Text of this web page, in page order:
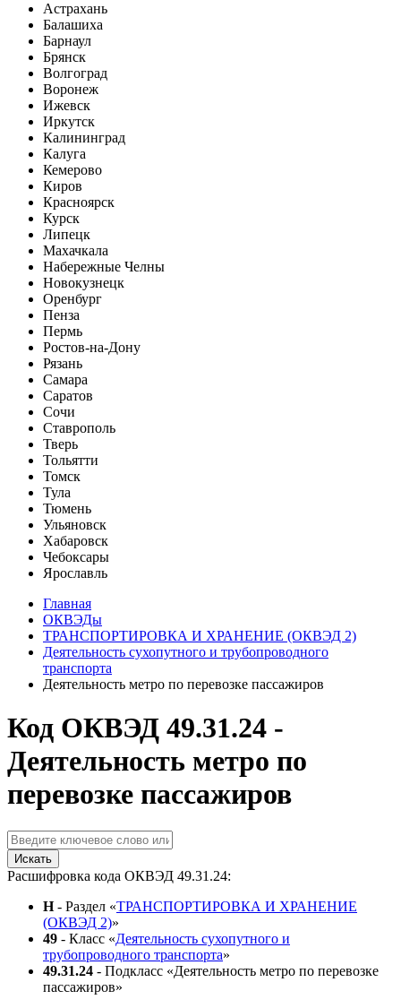
Астрахань
Балашиха
Барнаул
Брянск
Волгоград
Воронеж
Ижевск
Иркутск
Калининград
Калуга
Кемерово
Киров
Красноярск
Курск
Липецк
Махачкала
Набережные Челны
Новокузнецк
Оренбург
Пенза
Пермь
Ростов-на-Дону
Рязань
Самара
Саратов
Сочи
Ставрополь
Тверь
Тольятти
Томск
Тула
Тюмень
Ульяновск
Хабаровск
Чебоксары
Ярославль
Главная
ОКВЭДы
ТРАНСПОРТИРОВКА И ХРАНЕНИЕ (ОКВЭД 2)
Деятельность сухопутного и трубопроводного
транспорта
Деятельность метро по перевозке пассажиров
Код ОКВЭД 49.31.24 -
Деятельность метро по
перевозке пассажиров
Искать
Расшифровка кода ОКВЭД 49.31.24:
H- Раздел «ТРАНСПОРТИРОВКА И ХРАНЕНИЕ
(ОКВЭД 2)»
49 - Класс «Деятельность сухопутного и
трубопроводного транспорта»
49.31.24 - Подкласс «Деятельность метро по перевозке
пассажиров»